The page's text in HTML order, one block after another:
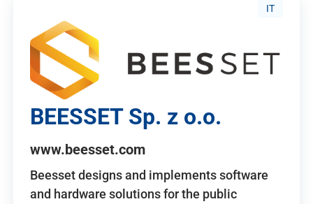
IT
BEESSET Sp. z o.o.
www.beesset.com
Beesset designs and implements software
and hardware solutions for the public